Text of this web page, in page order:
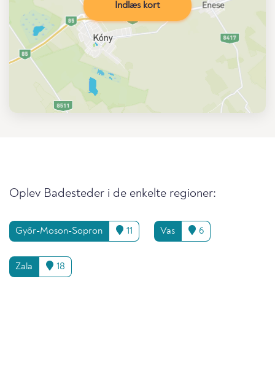
Indlæs kort
Oplev Badesteder i de enkelte regioner:
Győr-Moson-Sopron 11 Vas 6
Zala 18